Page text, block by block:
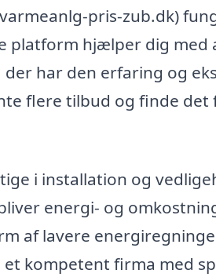
pris-zub.dk)
platform hjælper dig med
har den erfaring og
flere tilbud og finde
i installation og
energi- og
af lavere
kompetent firma med